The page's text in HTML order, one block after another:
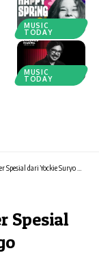
MUSIC
TODAY
MUSIC
TODAY
dari Yockie Suryo Prayogo
Spesial